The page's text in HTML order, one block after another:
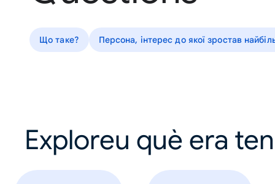
Що таке? Персона, інтерес до якої зростав
Exploreu què era